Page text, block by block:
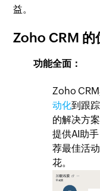
益。
Zoho CRM 的
功能全面：
Zoho
动化到跟
的解决方案
提供AI助
荐最佳活
花。